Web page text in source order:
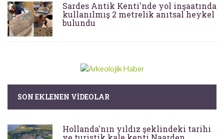
Sardes Antik Kenti'nde yol inşaatında
kullanılmış 2 metrelik anıtsal heykel
bulundu
SON EKLENEN VIDEOLAR
Hollanda'nın yıldız şeklindeki tarihi